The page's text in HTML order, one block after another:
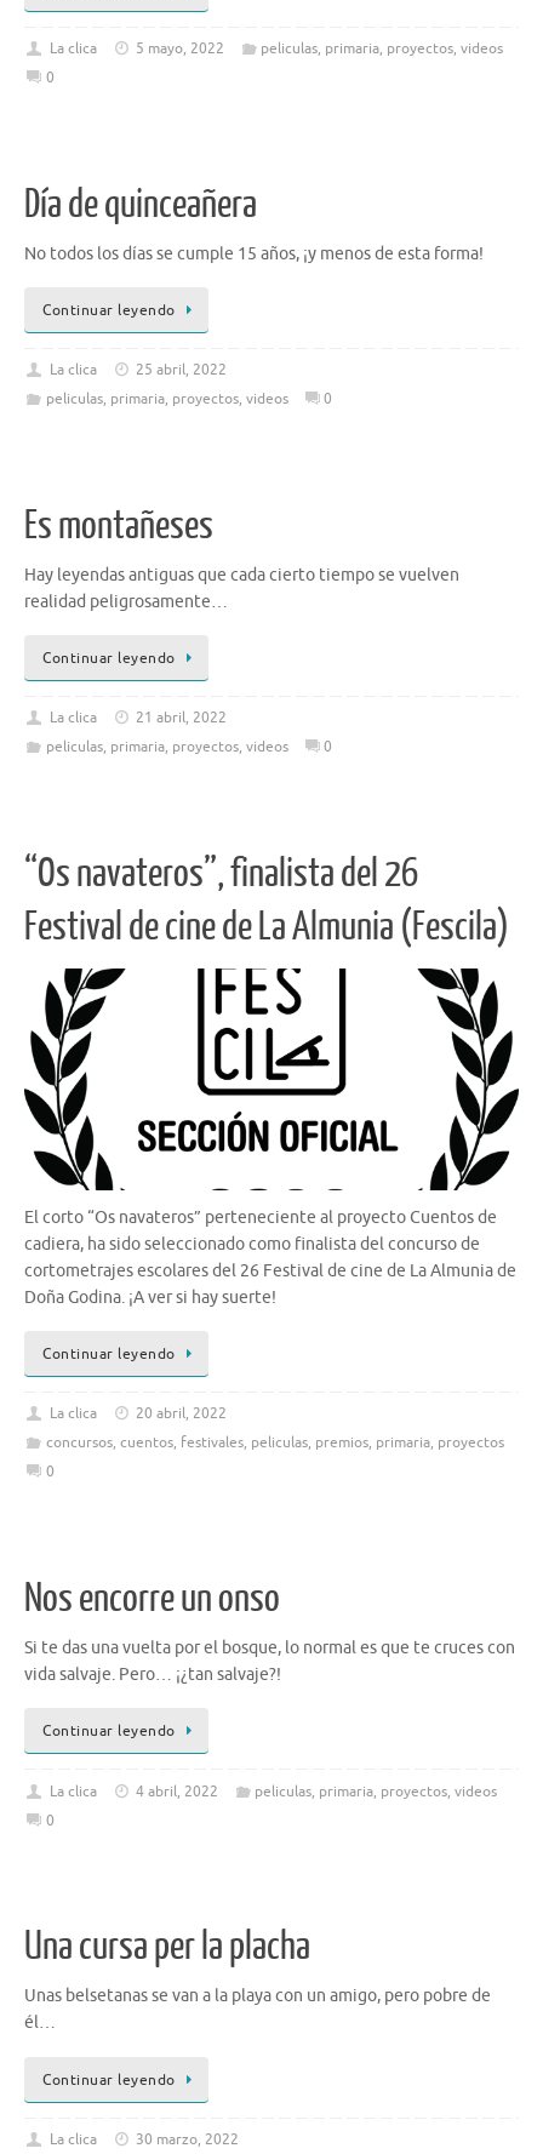
La clica 5 mayo, 2022 peliculas, primaria, proyectos, videos
0
Día de quinceañera
No todos los días se cumple 15 años, ¡y menos de esta forma!
Continuar leyendo
La clica
25 abril, 2022
peliculas, primaria, proyectos, videos 0
Es montañeses
Hay leyendas antiguas que cada cierto tiempo se vuelven
realidad peligrosamente…
Continuar leyendo
La clica
21 abril, 2022
peliculas, primaria, proyectos, videos 0
“Os navateros”, finalista del 26
Festival de cine de La Almunia (Fescila)
El corto “Os navateros” perteneciente al proyecto Cuentos de
cadiera, ha sido seleccionado como finalista del concurso de
cortometrajes escolares del 26 Festival de cine de La Almunia de
Doña Godina. ¡A ver si hay suerte!
Continuar leyendo
La clica
20 abril, 2022
concursos, cuentos, festivales, peliculas, premios, primaria, proyectos
0
Nos encorre un onso
Si te das una vuelta por el bosque, lo normal es que te cruces con
vida salvaje. Pero… ¡¿tan salvaje?!
Continuar leyendo
La clica 4 abril, 2022 peliculas, primaria, proyectos, videos
0
Una cursa per la placha
Unas belsetanas se van a la playa con un amigo, pero pobre de
él…
Continuar leyendo
La clica 30 marzo, 2022